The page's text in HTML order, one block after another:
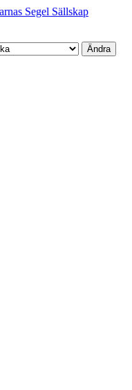
Segel Sällskap